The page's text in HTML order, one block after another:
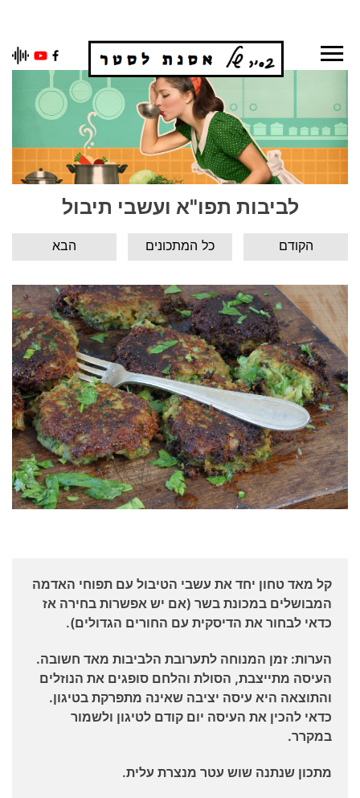
Skip
לביבות תפו"א ועשבי תיבול
הבא כל המתכונים הקודם
קל מאד טחון יחד את עשבי הטיבול עם תפוחי האדמה
המבושלים במכונת בשר (אם יש אפשרות בחירה אז
כדאי לבחור את הדיסקית עם החורים הגדולים).
הערות: זמן המנוחה לתערובת הלביבות מאד חשובה.
העיסה מתייצבת, הסולת והלחם סופגים את הנוזלים
והתוצאה היא עיסה יציבה שאינה מתפרקת בטיגון.
כדאי להכין את העיסה יום קודם לטיגון ולשמור
במקרר.
מתכון שנתנה שוש עטר מנצרת עלית.